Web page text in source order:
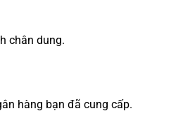
chân dung.
hàng bạn đã cung cấp.